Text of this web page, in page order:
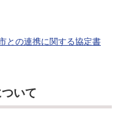
との連携に関する協定書
いて